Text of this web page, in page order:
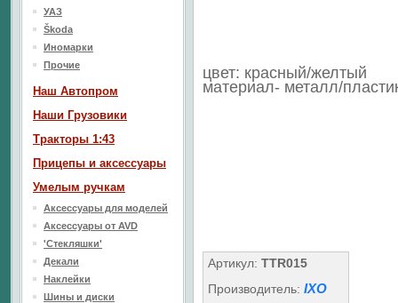
цвет: красный/желтый
материал- металл/
Артикул: TTR015
Производитель: IXO
УАЗ
Škoda
Иномарки
Прочие
Наш Aвтопром
Наши Грузовики
Тракторы 1:43
Прицепы и аксессуары
Умелым ручкам
Аксессуары для моделей
Аксессуары от AVD
'Стекляшки'
Декали
Наклейки
Шины и диски